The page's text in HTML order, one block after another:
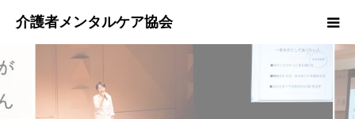
著書・メディア・講演会実績